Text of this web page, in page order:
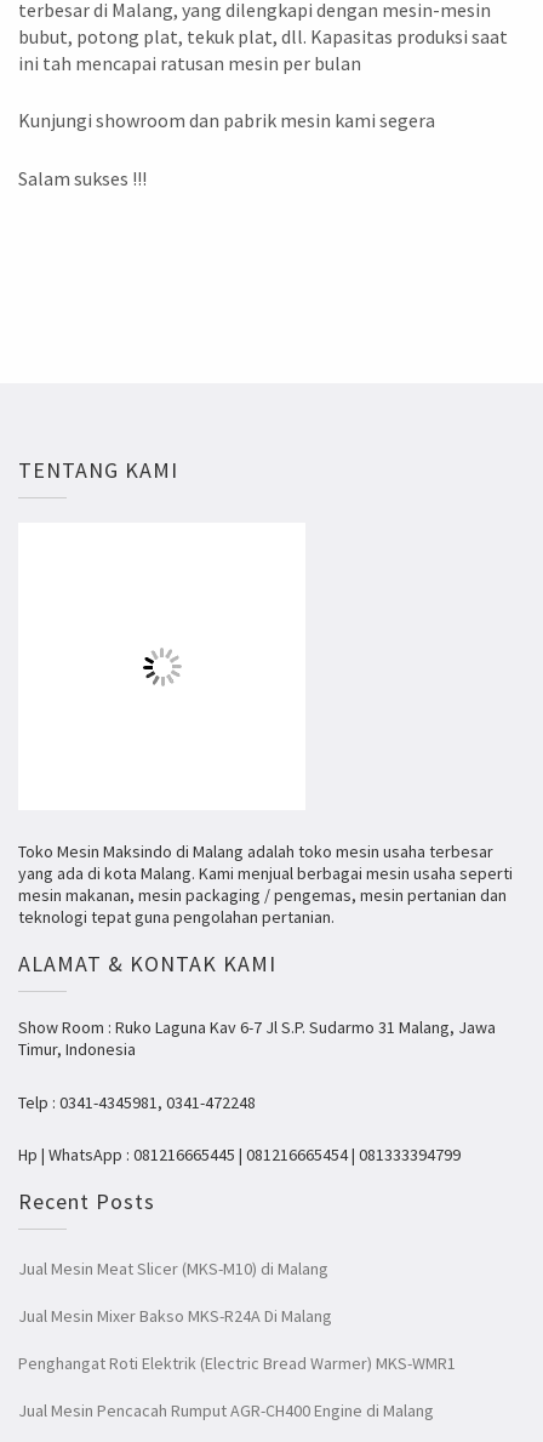
terbesar di Malang, yang dilengkapi dengan mesin-mesin
bubut, potong plat, tekuk plat, dll. Kapasitas produksi saat
ini tah mencapai ratusan mesin per bulan
Kunjungi showroom dan pabrik mesin kami segera
Salam sukses !!!
TENTANG KAMI
Toko Mesin Maksindo di Malang adalah toko mesin usaha terbesar
yang ada di kota Malang. Kami menjual berbagai mesin usaha seperti
mesin makanan, mesin packaging / pengemas, mesin pertanian dan
teknologi tepat guna pengolahan pertanian.
ALAMAT & KONTAK KAMI
Show Room : Ruko Laguna Kav 6-7 Jl S.P. Sudarmo 31 Malang, Jawa
Timur, Indonesia
Telp : 0341-4345981, 0341-472248
Hp | WhatsApp : 081216665445 | 081216665454 | 081333394799
Recent Posts
Jual Mesin Meat Slicer (MKS-M10) di Malang
Jual Mesin Mixer Bakso MKS-R24A Di Malang
Penghangat Roti Elektrik (Electric Bread Warmer) MKS-WMR1
Jual Mesin Pencacah Rumput AGR-CH400 Engine di Malang